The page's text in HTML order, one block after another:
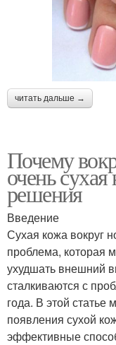
читать дальше →
Почему
очень
решения
Введение
Сухая кожа вокруг
проблема, которая
ухудшать внешний
сталкиваются с
года. В этой
появления сухой
эффективные